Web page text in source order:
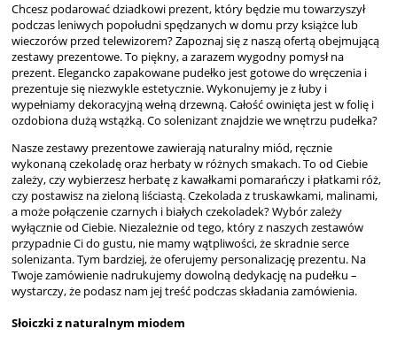
Chcesz podarować dziadkowi prezent, który będzie mu towarzyszył
podczas leniwych popołudni spędzanych w domu przy książce lub
wieczorów przed telewizorem? Zapoznaj się z naszą ofertą obejmującą
zestawy prezentowe. To piękny, a zarazem wygodny pomysł na
prezent. Elegancko zapakowane pudełko jest gotowe do wręczenia i
prezentuje się niezwykle estetycznie. Wykonujemy je z łuby i
wypełniamy dekoracyjną wełną drzewną. Całość owinięta jest w folię i
ozdobiona dużą wstążką. Co solenizant znajdzie we wnętrzu pudełka?
Nasze zestawy prezentowe zawierają naturalny miód, ręcznie
wykonaną czekoladę oraz herbaty w różnych smakach. To od Ciebie
zależy, czy wybierzesz herbatę z kawałkami pomarańczy i płatkami róż,
czy postawisz na zieloną liściastą. Czekolada z truskawkami, malinami,
a może połączenie czarnych i białych czekoladek? Wybór zależy
wyłącznie od Ciebie. Niezależnie od tego, który z naszych zestawów
przypadnie Ci do gustu, nie mamy wątpliwości, że skradnie serce
solenizanta. Tym bardziej, że oferujemy personalizację prezentu. Na
Twoje zamówienie nadrukujemy dowolną dedykację na pudełku –
wystarczy, że podasz nam jej treść podczas składania zamówienia.
Słoiczki z naturalnym miodem